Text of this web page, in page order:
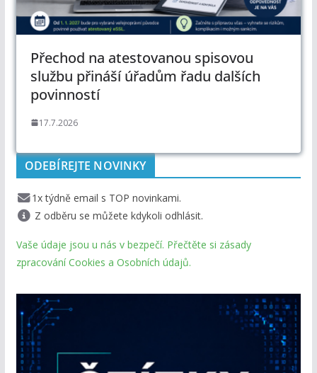
Přechod na atestovanou spisovou
službu přináší úřadům řadu dalších
povinností
17.7.2026
ODEBÍREJTE NOVINKY
1x týdně email s TOP novinkami.
Z odběru se můžete kdykoli odhlásit.
Vaše údaje jsou u nás v bezpečí. Přečtěte si zásady
zpracování Cookies a Osobních údajů.